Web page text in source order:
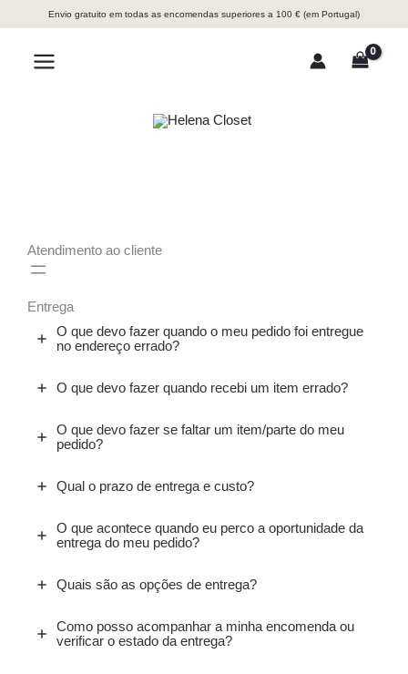
Envio gratuito em todas as encomendas superiores a 100 € (em Portugal)
Atendimento ao cliente
Entrega
O que devo fazer quando o meu pedido foi entregue
no endereço errado?
O que devo fazer quando recebi um item errado?
O que devo fazer se faltar um item/parte do meu
pedido?
Qual o prazo de entrega e custo?
O que acontece quando eu perco a oportunidade da
entrega do meu pedido?
Quais são as opções de entrega?
Como posso acompanhar a minha encomenda ou
verificar o estado da entrega?